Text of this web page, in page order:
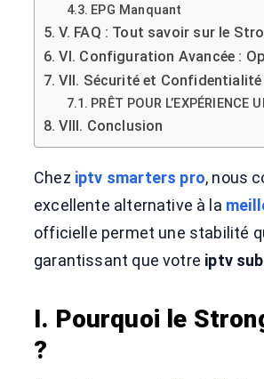
EPG Manquant
V. FAQ : Tout savoir sur le
VI. Configuration Avancée :
VII. Sécurité et
PRÊT POUR L’EXPÉRIENCE
VIII. Conclusion
Chez iptv smarters pro, nous
excellente alternative à la
officielle permet une stabilité
garantissant que votre iptv
I. Pourquoi le
?